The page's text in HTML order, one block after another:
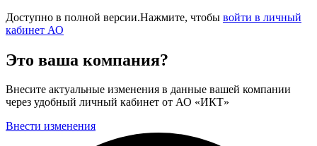
Доступно в полной версии.Нажмите, чтобы войти в личный
кабинет АО
Это ваша компания?
Внесите актуальные изменения в данные вашей компании
через удобный личный кабинет от АО «ИКТ»
Внести изменения